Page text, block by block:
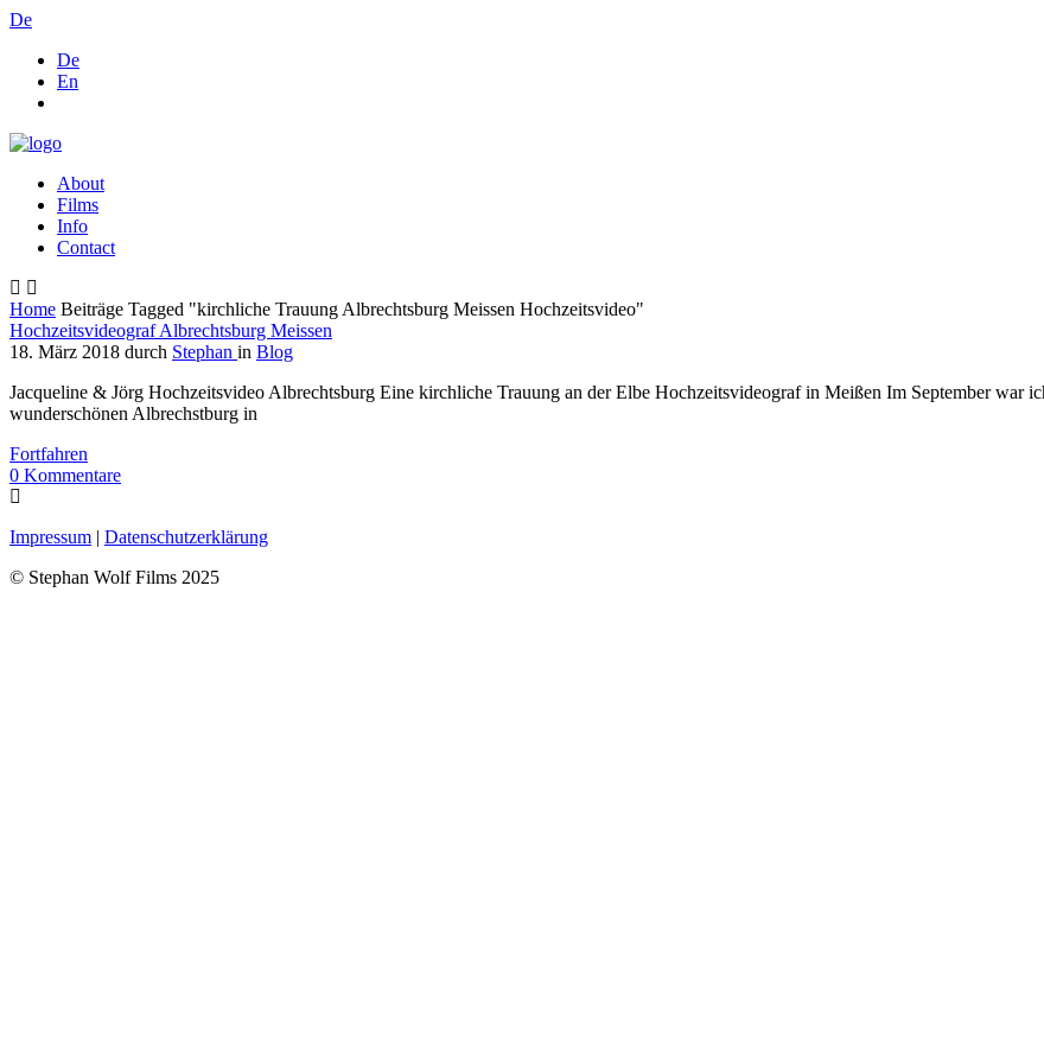
De
De
En
About
Films
Info
Contact
Home Beiträge Tagged "kirchliche Trauung Albrechtsburg Meissen Hochzeitsvideo"
Hochzeitsvideograf Albrechtsburg Meissen
18. März 2018 durch Stephan in Blog
Jacqueline & Jörg Hochzeitsvideo Albrechtsburg Eine kirchliche Trauung an der Elbe Hochzeitsvideograf in Meißen Im September war
wunderschönen Albrechstburg in
Fortfahren
0 Kommentare
Impressum | Datenschutzerklärung
© Stephan Wolf Films 2025